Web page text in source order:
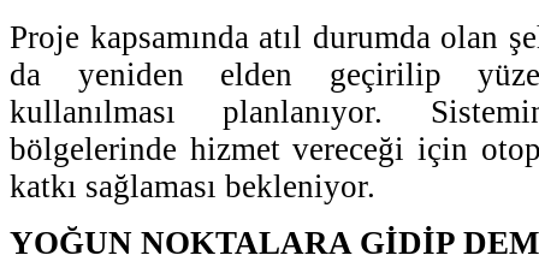
Proje kapsamında atıl durumda olan
da yeniden elden geçirilip
kullanılması planlanıyor.
bölgelerinde hizmet vereceği için
katkı sağlaması bekleniyor.
YOĞUN NOKTALARA GİDİP